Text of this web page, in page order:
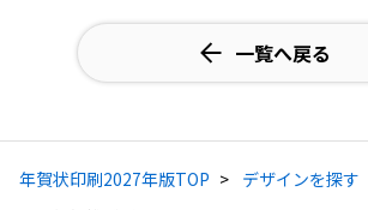
一覧へ戻る
年賀状印刷2027年版TOP
デザインを探す